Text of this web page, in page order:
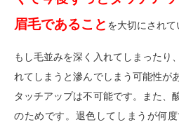
眉毛であること を大切にされて
もし毛並みを深く入れてしまったり
れてしまうと滲んでしまう可能性が
タッチアップは不可能です。また、
のためです。退色してしまうが何